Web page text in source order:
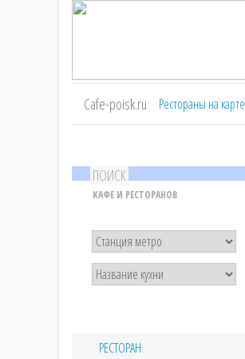
Cafe-poisk.ru Рестораны на карте
ПОИСК
КАФЕ И РЕСТОРАНОВ
РЕСТОРАН